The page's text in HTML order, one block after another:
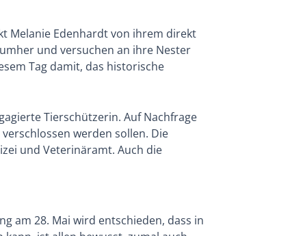
Melanie Edenhardt von ihrem direkt
und versuchen an ihre Nester
Tag damit, das historische
Tierschützerin. Auf Nachfrage
werden sollen. Die
und Veterinäramt. Auch die
am 28. Mai wird entschieden, dass in